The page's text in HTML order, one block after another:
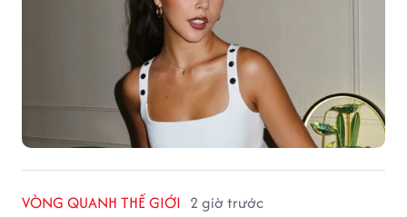
VÒNG QUANH THẾ GIỚI 2 giờ trước